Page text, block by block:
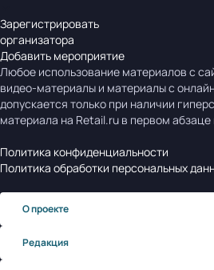
Зарегистрировать
организатора
Добавить мероприятие
Любое использование материалов с
видео-материалы и материалы с
допускается только при наличии
материала на Retail.ru в первом абзаце
Политика конфиденциальности
Политика обработки персональных
О проекте
Редакция